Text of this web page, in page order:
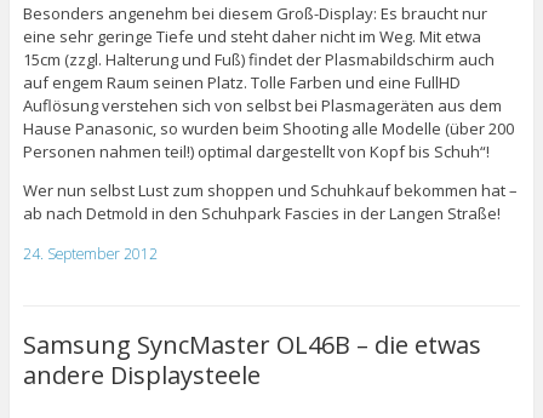
Besonders angenehm bei diesem Groß-Display: Es braucht nur
eine sehr geringe Tiefe und steht daher nicht im Weg. Mit etwa
15cm (zzgl. Halterung und Fuß) findet der Plasmabildschirm auch
auf engem Raum seinen Platz. Tolle Farben und eine FullHD
Auflösung verstehen sich von selbst bei Plasmageräten aus dem
Hause Panasonic, so wurden beim Shooting alle Modelle (über 200
Personen nahmen teil!) optimal dargestellt von Kopf bis Schuh“!
Wer nun selbst Lust zum shoppen und Schuhkauf bekommen hat –
ab nach Detmold in den Schuhpark Fascies in der Langen Straße!
24. September 2012
Samsung SyncMaster OL46B – die etwas
andere Displaysteele